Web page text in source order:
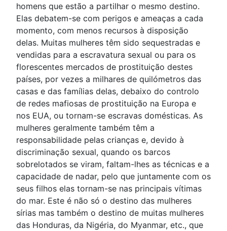
homens que estão a partilhar o mesmo destino.
Elas debatem-se com perigos e ameaças a cada
momento, com menos recursos à disposição
delas. Muitas mulheres têm sido sequestradas e
vendidas para a escravatura sexual ou para os
florescentes mercados de prostituição destes
países, por vezes a milhares de quilómetros das
casas e das famílias delas, debaixo do controlo
de redes mafiosas de prostituição na Europa e
nos EUA, ou tornam-se escravas domésticas. As
mulheres geralmente também têm a
responsabilidade pelas crianças e, devido à
discriminação sexual, quando os barcos
sobrelotados se viram, faltam-lhes as técnicas e a
capacidade de nadar, pelo que juntamente com os
seus filhos elas tornam-se nas principais vítimas
do mar. Este é não só o destino das mulheres
sírias mas também o destino de muitas mulheres
das Honduras, da Nigéria, do Myanmar, etc., que